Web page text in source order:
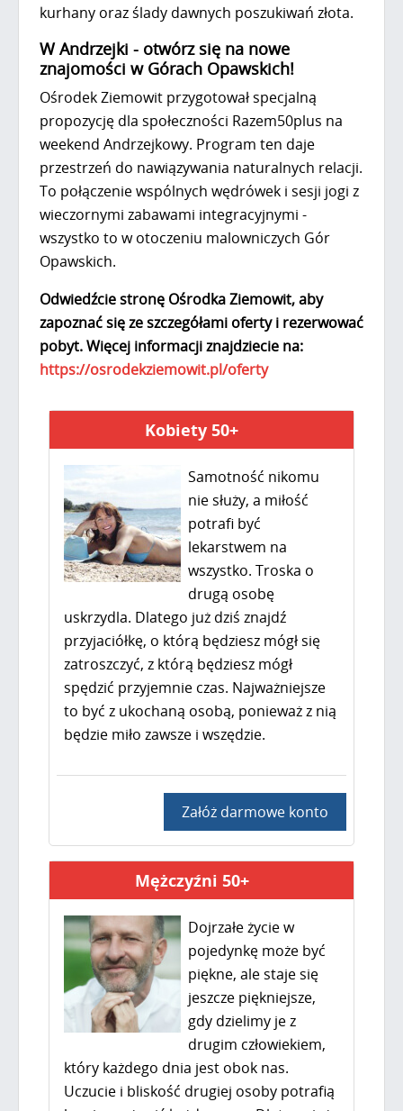
kurhany oraz ślady dawnych poszukiwań złota.
W Andrzejki - otwórz się na nowe
znajomości w Górach Opawskich!
Ośrodek Ziemowit przygotował specjalną
propozycję dla społeczności Razem50plus na
weekend Andrzejkowy. Program ten daje
przestrzeń do nawiązywania naturalnych relacji.
To połączenie wspólnych wędrówek i sesji jogi z
wieczornymi zabawami integracyjnymi -
wszystko to w otoczeniu malowniczych Gór
Opawskich.
Odwiedźcie stronę Ośrodka Ziemowit, aby
zapoznać się ze szczegółami oferty i rezerwować
pobyt. Więcej informacji znajdziecie na:
https://osrodekziemowit.pl/oferty
Kobiety 50+
Samotność nikomu
nie służy, a miłość
potrafi być
lekarstwem na
wszystko. Troska o
drugą osobę
uskrzydla. Dlatego już dziś znajdź
przyjaciółkę, o którą będziesz mógł się
zatroszczyć, z którą będziesz mógł
spędzić przyjemnie czas. Najważniejsze
to być z ukochaną osobą, ponieważ z nią
będzie miło zawsze i wszędzie.
Załóż darmowe konto
Mężczyźni 50+
Dojrzałe życie w
pojedynkę może być
piękne, ale staje się
jeszcze piękniejsze,
gdy dzielimy je z
drugim człowiekiem,
który każdego dnia jest obok nas.
Uczucie i bliskość drugiej osoby potrafią